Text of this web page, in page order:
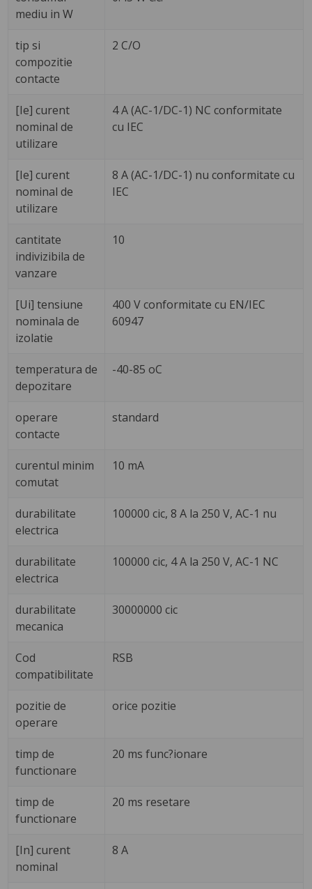
mediu in W
tip si
compozitie
contacte
2 C/O
[Ie] curent
nominal de
utilizare
4 A (AC-1/DC-1) NC conformitate
cu IEC
[Ie] curent
nominal de
utilizare
8 A (AC-1/DC-1) nu conformitate cu
IEC
cantitate
indivizibila de
vanzare
10
[Ui] tensiune
nominala de
izolatie
400 V conformitate cu EN/IEC
60947
temperatura de
depozitare
-40-85 oC
operare
contacte
standard
curentul minim
comutat
10 mA
durabilitate
electrica
100000 cic, 8 A la 250 V, AC-1 nu
durabilitate
electrica
100000 cic, 4 A la 250 V, AC-1 NC
durabilitate
mecanica
30000000 cic
Cod
compatibilitate
RSB
pozitie de
operare
orice pozitie
timp de
functionare
20 ms func?ionare
timp de
functionare
20 ms resetare
[In] curent
nominal
8 A